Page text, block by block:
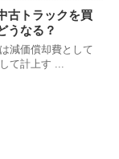
古トラックを買
うなる？
減価償却費として
て計上す ...